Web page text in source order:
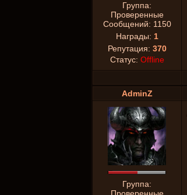
Группа:
Проверенные
Сообщений: 1150
Награды: 1
Репутация: 370
Статус: Offline
AdminZ
Группа: